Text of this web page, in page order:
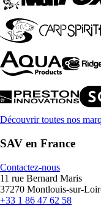
Découvrir toutes nos
SAV en France
Contactez-nous
11 rue Bernard Maris
37270 Montlouis-sur-
+33 1 86 47 62 58